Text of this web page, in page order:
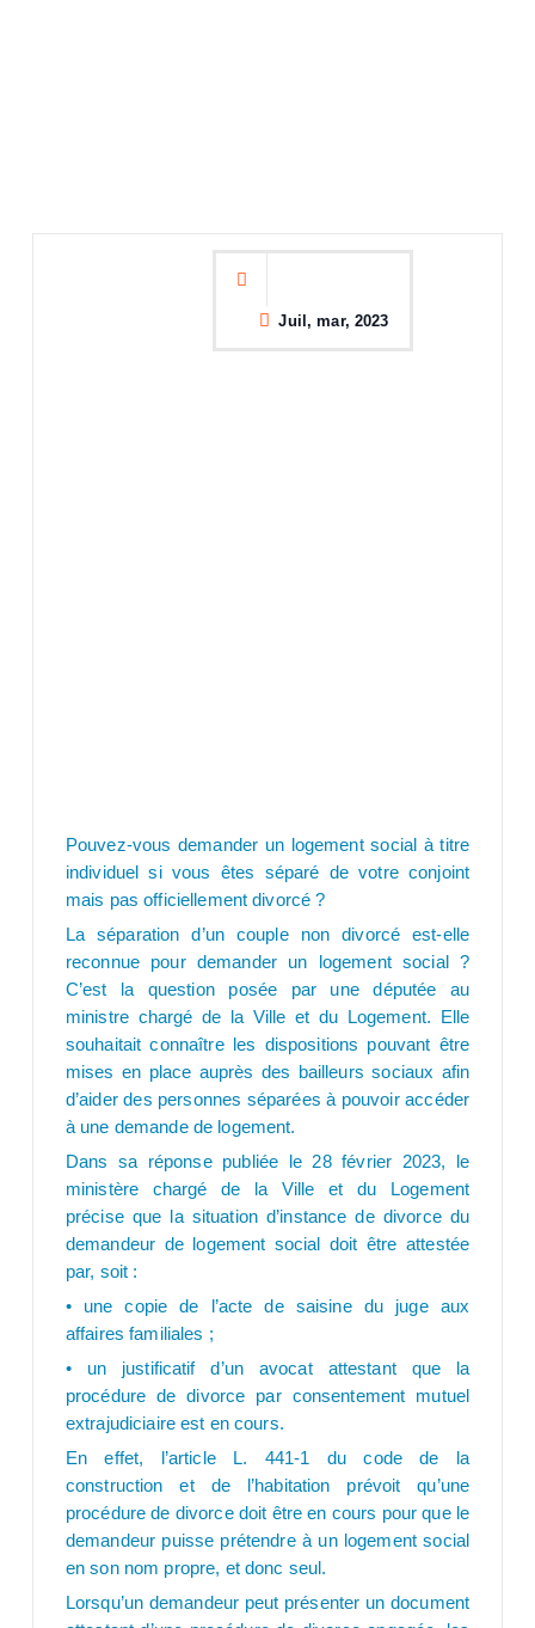
Juil, mar, 2023
Pouvez-vous demander un logement social à titre
individuel si vous êtes séparé de votre conjoint
mais pas officiellement divorcé ?
La séparation d’un couple non divorcé est-elle
reconnue pour demander un logement social ?
C’est la question posée par une députée au
ministre chargé de la Ville et du Logement. Elle
souhaitait connaître les dispositions pouvant être
mises en place auprès des bailleurs sociaux afin
d’aider des personnes séparées à pouvoir accéder
à une demande de logement.
Dans sa réponse publiée le 28 février 2023, le
ministère chargé de la Ville et du Logement
précise que la situation d’instance de divorce du
demandeur de logement social doit être attestée
par, soit :
•
une copie de l’acte de saisine du juge aux
affaires familiales ;
•
un justificatif d’un avocat attestant que la
procédure de divorce par consentement mutuel
extrajudiciaire est en cours.
En effet, l’article L. 441-1 du code de la
construction et de l’habitation prévoit qu’une
procédure de divorce doit être en cours pour que le
demandeur puisse prétendre à un logement social
en son nom propre, et donc seul.
Lorsqu’un demandeur peut présenter un document